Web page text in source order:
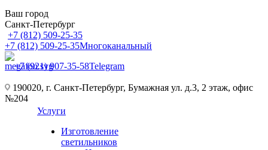
Ваш город
Санкт-Петербург
+7 (812) 509-25-35
+7 (812) 509-25-35Многоканальный
+7 (921) 907-35-58Telegram
190020, г. Санкт-Петербург, Бумажная ул. д.3, 2 этаж, офис
№204
Услуги
Изготовление
светильников